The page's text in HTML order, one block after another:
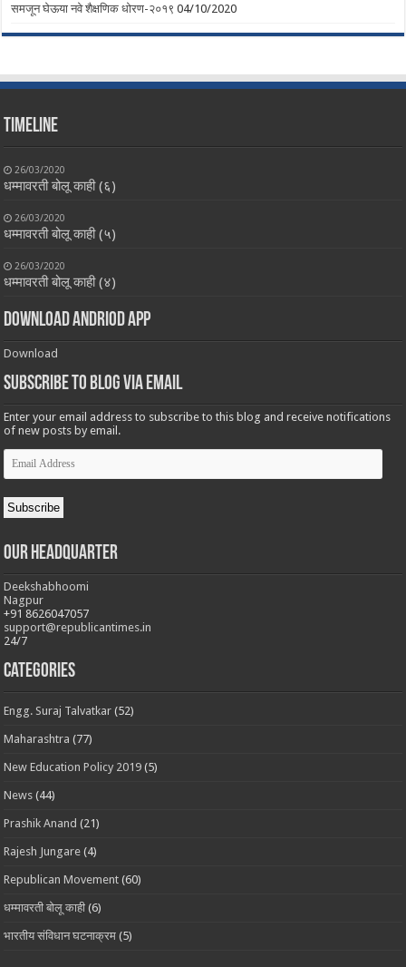
समजून घेऊया नवे शैक्षणिक धोरण-२०१९ 04/10/2020
Timeline
26/03/2020
धम्मावरती बोलू काही (६)
26/03/2020
धम्मावरती बोलू काही (५)
26/03/2020
धम्मावरती बोलू काही (४)
Download Andriod App
Download
Subscribe to Blog via Email
Enter your email address to subscribe to this blog and receive notifications
of new posts by email.
Email
Address
Subscribe
Our Headquarter
Deekshabhoomi
Nagpur
+91 8626047057
support@republicantimes.in
24/7
Categories
Engg. Suraj Talvatkar (52)
Maharashtra (77)
New Education Policy 2019 (5)
News (44)
Prashik Anand (21)
Rajesh Jungare (4)
Republican Movement (60)
धम्मावरती बोलू काही (6)
भारतीय संविधान घटनाक्रम (5)